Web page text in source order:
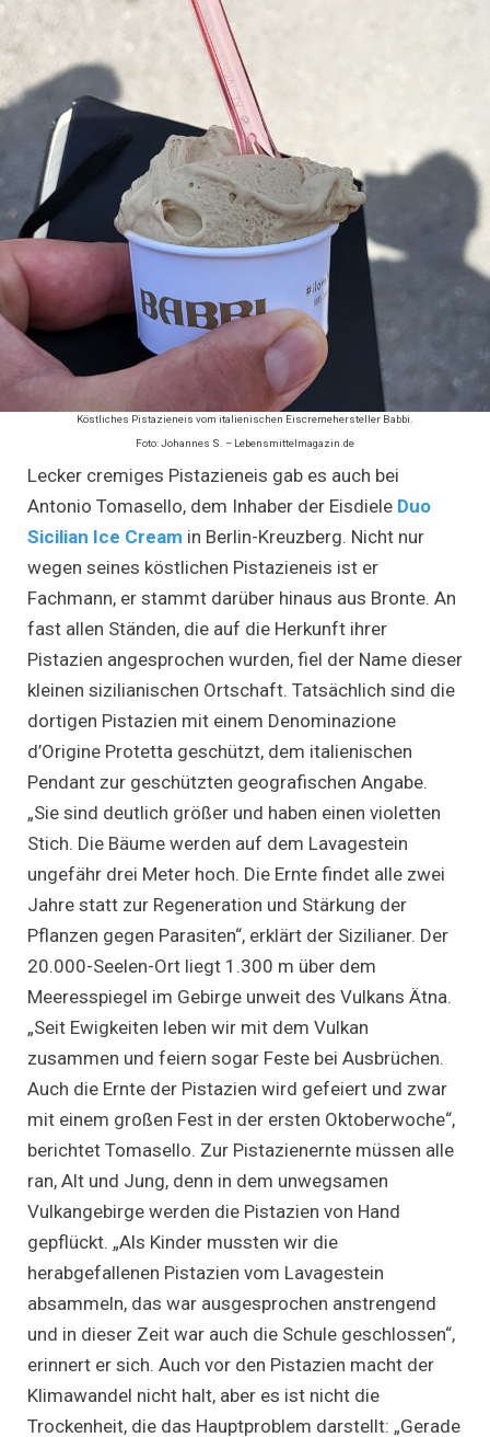
Köstliches Pistazieneis vom italienischen Eiscremehersteller Babbi.
Foto: Johannes S. – Lebensmittelmagazin.de
Lecker cremiges Pistazieneis gab es auch bei
Antonio Tomasello, dem Inhaber der Eisdiele Duo
Sicilian Ice Cream in Berlin-Kreuzberg. Nicht nur
wegen seines köstlichen Pistazieneis ist er
Fachmann, er stammt darüber hinaus aus Bronte. An
fast allen Ständen, die auf die Herkunft ihrer
Pistazien angesprochen wurden, fiel der Name dieser
kleinen sizilianischen Ortschaft. Tatsächlich sind die
dortigen Pistazien mit einem Denominazione
d’Origine Protetta geschützt, dem italienischen
Pendant zur geschützten geografischen Angabe.
„Sie sind deutlich größer und haben einen violetten
Stich. Die Bäume werden auf dem Lavagestein
ungefähr drei Meter hoch. Die Ernte findet alle zwei
Jahre statt zur Regeneration und Stärkung der
Pflanzen gegen Parasiten“, erklärt der Sizilianer. Der
20.000-Seelen-Ort liegt 1.300 m über dem
Meeresspiegel im Gebirge unweit des Vulkans Ätna.
„Seit Ewigkeiten leben wir mit dem Vulkan
zusammen und feiern sogar Feste bei Ausbrüchen.
Auch die Ernte der Pistazien wird gefeiert und zwar
mit einem großen Fest in der ersten Oktoberwoche“,
berichtet Tomasello. Zur Pistazienernte müssen alle
ran, Alt und Jung, denn in dem unwegsamen
Vulkangebirge werden die Pistazien von Hand
gepflückt. „Als Kinder mussten wir die
herabgefallenen Pistazien vom Lavagestein
absammeln, das war ausgesprochen anstrengend
und in dieser Zeit war auch die Schule geschlossen“,
erinnert er sich. Auch vor den Pistazien macht der
Klimawandel nicht halt, aber es ist nicht die
Trockenheit, die das Hauptproblem darstellt: „Gerade